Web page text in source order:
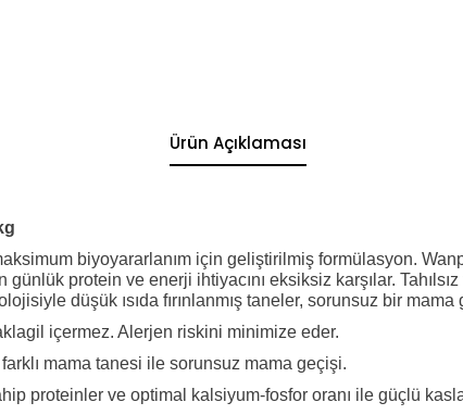
Ürün Açıklaması
biyoyararlanım için geliştirilmiş formülasyon.
protein ve enerji ihtiyacını eksiksiz karşılar.
düşük ısıda fırınlanmış taneler, sorunsuz bir mama
içermez. Alerjen riskini minimize eder.
farklı mama tanesi ile sorunsuz mama geçişi.
proteinler ve optimal kalsiyum-fosfor oranı ile güçlü